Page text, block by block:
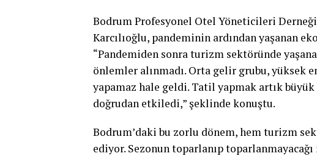
Bodrum Profesyonel Otel Yöneticileri Derneği
Karcılıoğlu, pandeminin ardından yaşanan
“Pandemiden sonra turizm sektöründe
önlemler alınmadı. Orta gelir grubu, yüksek
yapamaz hale geldi. Tatil yapmak artık
doğrudan etkiledi,” şeklinde konuştu.
Bodrum’daki bu zorlu dönem, hem turizm
ediyor. Sezonun toparlanıp